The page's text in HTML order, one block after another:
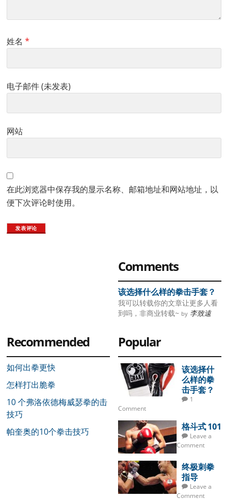
姓名 *
电子邮件 (未发表)
网站
在此浏览器中保存我的显示名称、邮箱地址和网站地址，以
便下次评论时使用。
Comments
该选择什么样的拳击手套？
我可以转载你的文章让更多人看
到吗，非商业转载~ by 李致遠
Recommended
如何出拳更快
怎样打出脆拳
10 个弗洛依德梅威瑟拳的击
技巧
帕奎奥的10个拳击技巧
Popular
该选择什
么样的拳
击手套？
1
Comment
格斗式 101
Leave a
Comment
终极刺拳
指导
Leave a
Comment